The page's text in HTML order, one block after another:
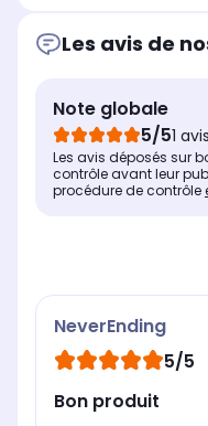
Les avis de
Note globale
5/51 avis
Les avis déposés sur
contrôle avant leur
procédure de contrôle
NeverEnding
5/5
Bon produit